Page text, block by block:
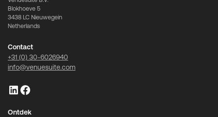
Blokhoeve 5
3438 LC Nieuwegein
Netherlands
Contact
+31 (0) 30-6026940
info@venuesuite.com
Ontdek